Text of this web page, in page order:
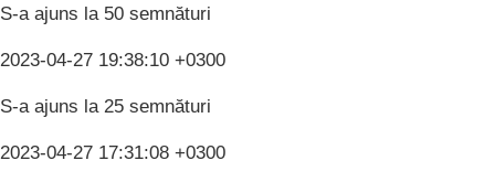
S-a ajuns la 50 semnături
2023-04-27 19:38:10 +0300
S-a ajuns la 25 semnături
2023-04-27 17:31:08 +0300